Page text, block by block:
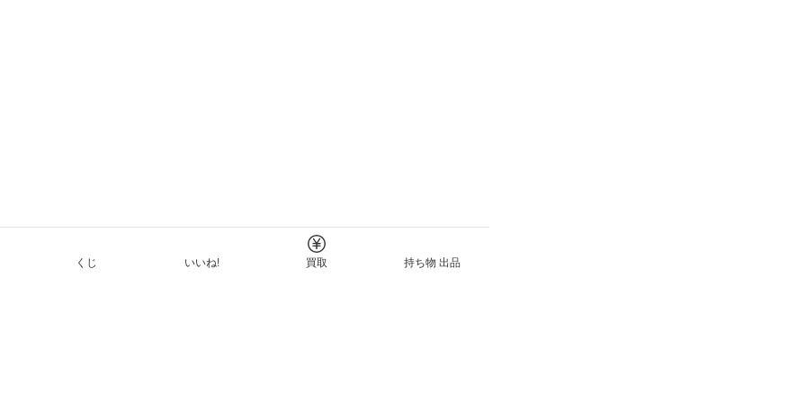
くじ いいね! 買取 持ち物 出品